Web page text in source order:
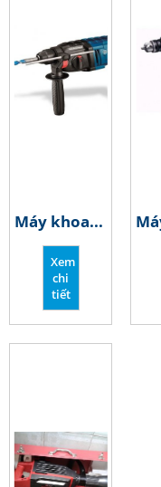
Máy khoan búa cầm tay ( Khoan bê tông, kim loại…)
Xem
chi
tiết